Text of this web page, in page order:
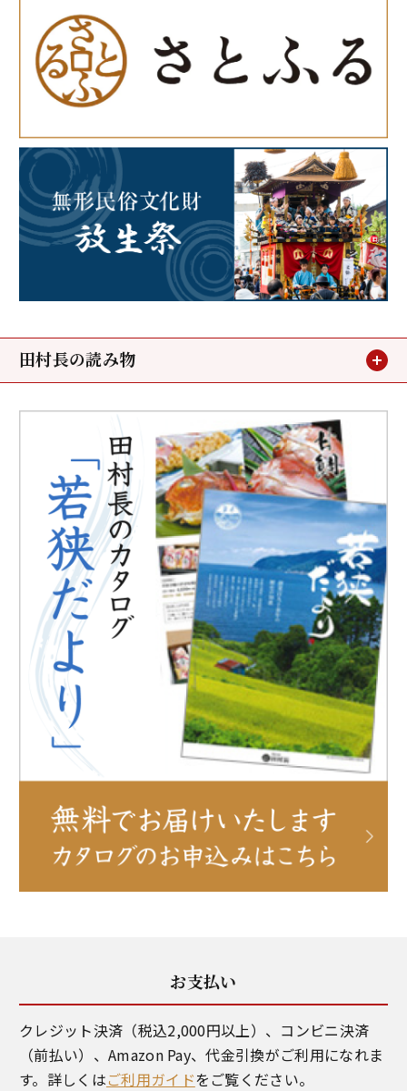
田村長の読み物
お客様の声
メディア掲載
鯖街道ウォーキング
お支払い
クレジット決済（税込2,000円以上）、コンビニ決済
（前払い）、Amazon Pay、代金引換がご利用になれま
す。詳しくはご利用ガイドをご覧ください。